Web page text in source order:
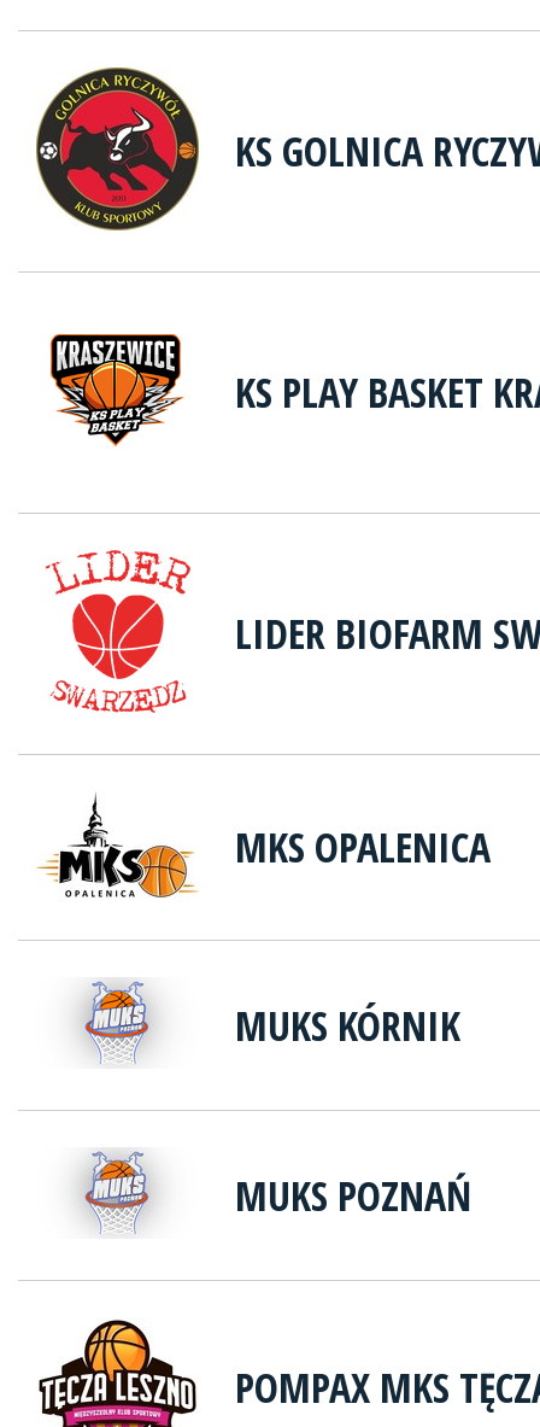
KS GOLNICA
KS PLAY BASKET
LIDER BIOFARM
MKS OPALENICA
MUKS KÓRNIK
MUKS POZNAŃ
POMPAX MKS